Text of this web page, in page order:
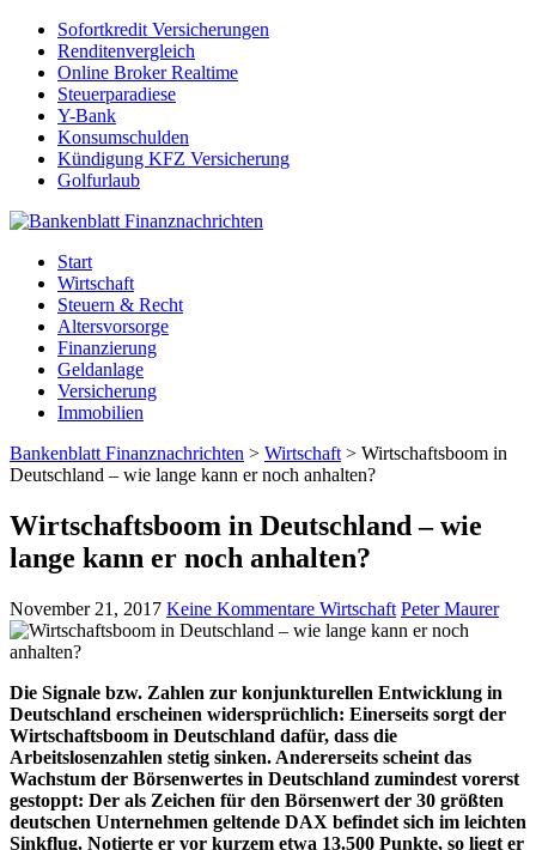
Sofortkredit Versicherungen
Renditenvergleich
Online Broker Realtime
Steuerparadiese
Y-Bank
Konsumschulden
Kündigung KFZ Versicherung
Golfurlaub
Start
Wirtschaft
Steuern & Recht
Altersvorsorge
Finanzierung
Geldanlage
Versicherung
Immobilien
Bankenblatt Finanznachrichten > Wirtschaft > Wirtschaftsboom in
Deutschland – wie lange kann er noch anhalten?
Wirtschaftsboom in Deutschland – wie
lange kann er noch anhalten?
November 21, 2017 Keine Kommentare Wirtschaft Peter Maurer
Die Signale bzw. Zahlen zur konjunkturellen Entwicklung in
Deutschland erscheinen widersprüchlich: Einerseits sorgt der
Wirtschaftsboom in Deutschland dafür, dass die
Arbeitslosenzahlen stetig sinken. Andererseits scheint das
Wachstum der Börsenwertes in Deutschland zumindest vorerst
gestoppt: Der als Zeichen für den Börsenwert der 30 größten
deutschen Unternehmen geltende DAX befindet sich im leichten
Sinkflug. Notierte er vor kurzem etwa 13.500 Punkte, so liegt er